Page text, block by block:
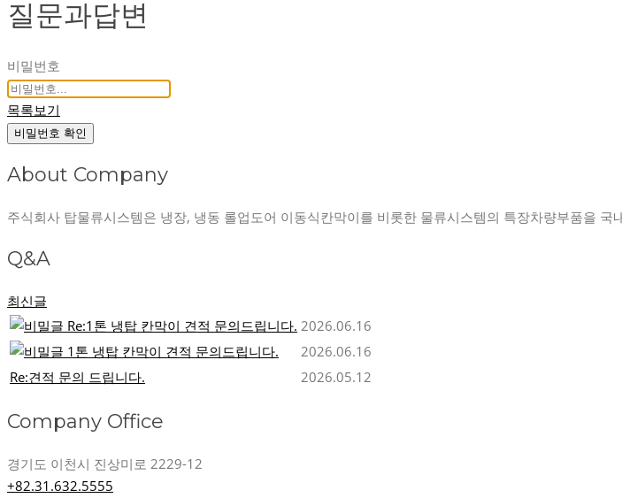
질문과답변
비밀번호
목록보기
비밀번호 확인
About Company
주식회사 탑물류시스템은 냉장, 냉동 롤업도어 이동식칸막이를 비롯한 물류시스템의 특장차량부품을 국
Q&A
최신글
Re:1톤 냉탑 칸막이 견적 문의드립니다. 2026.06.16
1톤 냉탑 칸막이 견적 문의드립니다.
2026.06.16
Re:견적 문의 드립니다.
2026.05.12
Company Office
경기도 이천시 진상미로 2229-12
+82.31.632.5555